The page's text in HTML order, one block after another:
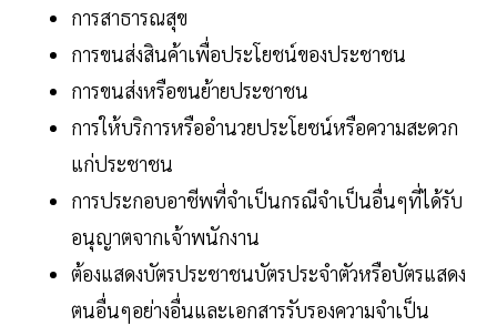
การสาธารณสุข
การขนส่งสินค้าเพื่อประโยชน์ของประชาชน
การขนส่งหรือขนย้ายประชาชน
การให้บริการหรืออำนวยประโยชน์หรือความสะดวก
แก่ประชาชน
การประกอบอาชีพที่จำเป็นกรณีจำเป็นอื่นๆที่ได้รับ
อนุญาตจากเจ้าพนักงาน
ต้องแสดงบัตรประชาชนบัตรประจำตัวหรือบัตรแสดง
ตนอื่นๆอย่างอื่นและเอกสารรับรองความจำเป็น